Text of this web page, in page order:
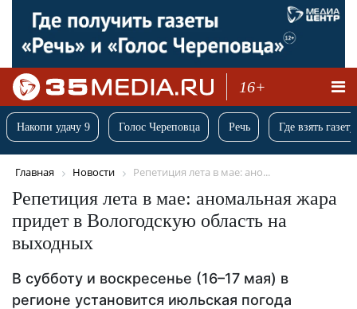
16+
Накопи удачу 9 Голос Череповца Речь Где взять
Главная Новости Репетиция лета в мае: ано...
Репетиция лета в мае: аномальная жара
придет в Вологодскую область на
выходных
В субботу и воскресенье (16–17 мая) в
регионе установится июльская погода